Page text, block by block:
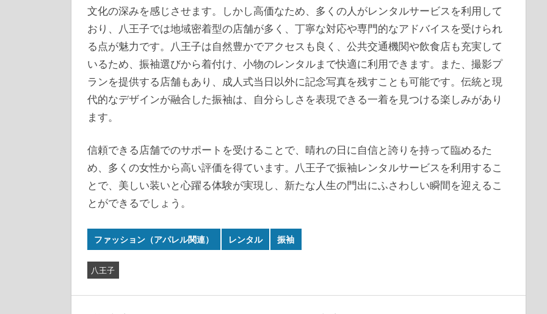
文化の深みを感じさせます。しかし高価なため、多くの人がレンタルサービスを利用して
おり、八王子では地域密着型の店舗が多く、丁寧な対応や専門的なアドバイスを受けられ
る点が魅力です。八王子は自然豊かでアクセスも良く、公共交通機関や飲食店も充実して
いるため、振袖選びから着付け、小物のレンタルまで快適に利用できます。また、撮影プ
ランを提供する店舗もあり、成人式当日以外に記念写真を残すことも可能です。伝統と現
代的なデザインが融合した振袖は、自分らしさを表現できる一着を見つける楽しみがあり
ます。
信頼できる店舗でのサポートを受けることで、晴れの日に自信と誇りを持って臨めるた
め、多くの女性から高い評価を得ています。八王子で振袖レンタルサービスを利用するこ
とで、美しい装いと心躍る体験が実現し、新たな人生の門出にふさわしい瞬間を迎えるこ
とができるでしょう。
ファッション（アパレル関連） レンタル 振袖
八王子